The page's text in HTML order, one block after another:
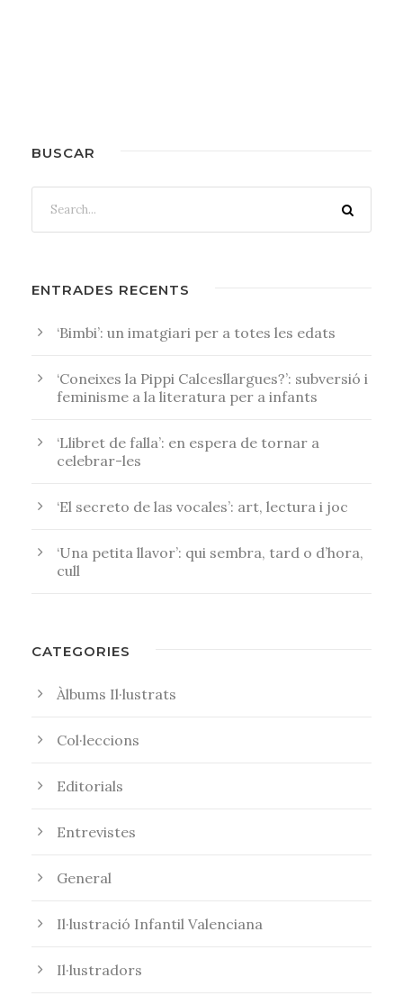
BUSCAR
ENTRADES RECENTS
‘Bimbi’: un imatgiari per a totes les edats
‘Coneixes la Pippi Calcesllargues?’: subversió i
feminisme a la literatura per a infants
‘Llibret de falla’: en espera de tornar a
celebrar-les
‘El secreto de las vocales’: art, lectura i joc
‘Una petita llavor’: qui sembra, tard o d’hora,
cull
CATEGORIES
Àlbums Il·lustrats
Col·leccions
Editorials
Entrevistes
General
Il·lustració Infantil Valenciana
Il·lustradors